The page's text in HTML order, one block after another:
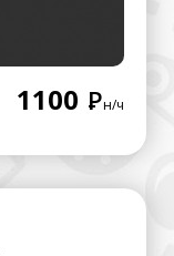
1100 Рн/ч